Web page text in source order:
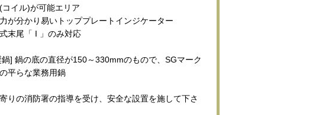
コイル)が可能エリア
力が分かり易いトッププレートインジケーター
末尾「 I 」のみ対応
鍋] 鍋の底の直径が150～330mmのもので、SGマーク
平らな業務用鍋
りの消防署の指導を受け、安全な設置を施して下さ